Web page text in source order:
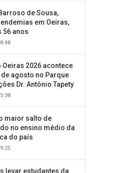
de Sousa,
em Oeiras,
56 anos
Oeiras 2026 acontece
de agosto no Parque
Dr. Antônio Tapety
maior salto de
no ensino médio da
do país
levar estudantes da